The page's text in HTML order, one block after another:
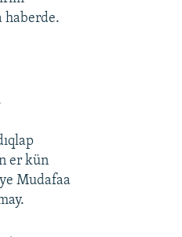
haberde.
er kün
Mudafaa